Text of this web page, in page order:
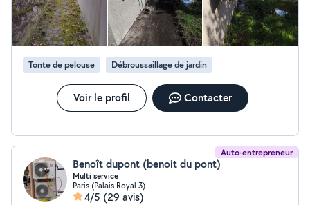
Tonte de pelouse Débroussaillage de jardin
Voir le profil Contacter
Auto-entrepreneur
Benoît dupont (benoit du pont)
Multi service
Paris (Palais Royal 3)
4/5 (29 avis)